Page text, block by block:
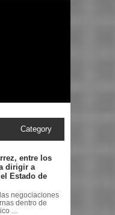
Category
entre los
dirigir a
Estado de
negociaciones
dentro de
...